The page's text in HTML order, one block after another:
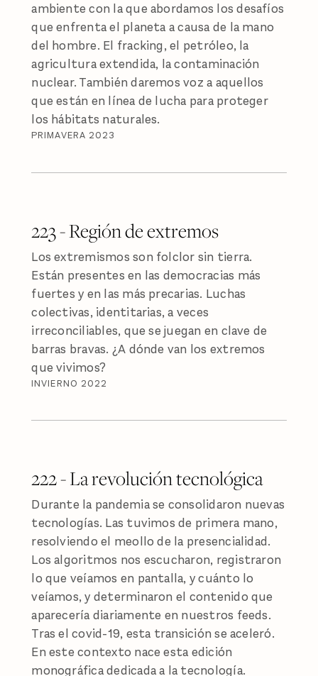
ambiente con la que abordamos los desafíos
que enfrenta el planeta a causa de la mano
del hombre. El fracking, el petróleo, la
agricultura extendida, la contaminación
nuclear. También daremos voz a aquellos
que están en línea de lucha para proteger
los hábitats naturales.
PRIMAVERA 2023
223 - Región de extremos
Los extremismos son folclor sin tierra.
Están presentes en las democracias más
fuertes y en las más precarias. Luchas
colectivas, identitarias, a veces
irreconciliables, que se juegan en clave de
barras bravas. ¿A dónde van los extremos
que vivimos?
INVIERNO 2022
222 - La revolución tecnológica
Durante la pandemia se consolidaron nuevas
tecnologías. Las tuvimos de primera mano,
resolviendo el meollo de la presencialidad.
Los algoritmos nos escucharon, registraron
lo que veíamos en pantalla, y cuánto lo
veíamos, y determinaron el contenido que
aparecería diariamente en nuestros feeds.
Tras el covid-19, esta transición se aceleró.
En este contexto nace esta edición
monográfica dedicada a la tecnología.